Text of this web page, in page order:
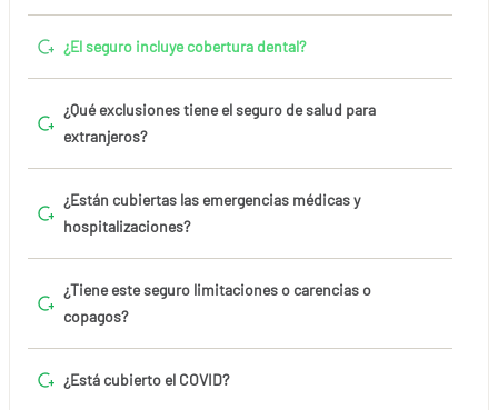
¿El seguro incluye cobertura dental?
¿Qué exclusiones tiene el seguro de salud para
extranjeros?
¿Están cubiertas las emergencias médicas y
hospitalizaciones?
¿Tiene este seguro limitaciones o carencias o
copagos?
¿Está cubierto el COVID?